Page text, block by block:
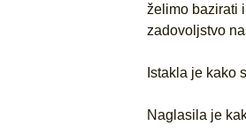
želimo bazirati
zadovoljstvo
Istakla je kako
Naglasila je